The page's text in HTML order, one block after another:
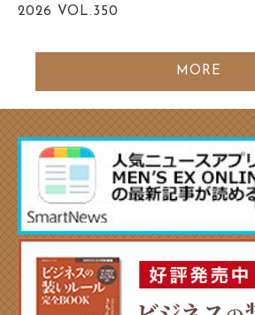
2026 VOL.350
MORE